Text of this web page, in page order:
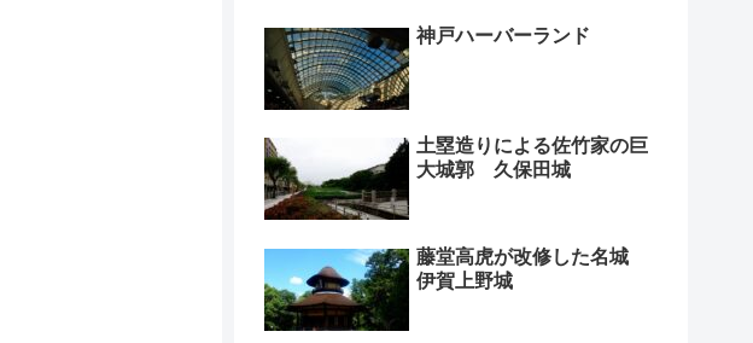
神戸ハーバーランド
土塁造りによる佐竹家の巨
大城郭 久保田城
藤堂高虎が改修した名城
伊賀上野城